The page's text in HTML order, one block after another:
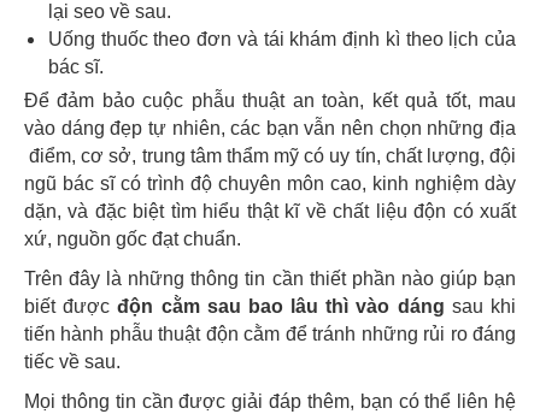
lại seo về sau.
Uống thuốc theo đơn và tái khám định kì theo lịch của
bác sĩ.
Để đảm bảo cuộc phẫu thuật an toàn, kết quả tốt, mau
vào dáng đẹp tự nhiên, các bạn vẫn nên chọn những địa
điểm, cơ sở, trung tâm thẩm mỹ có uy tín, chất lượng, đội
ngũ bác sĩ có trình độ chuyên môn cao, kinh nghiệm dày
dặn, và đặc biệt tìm hiểu thật kĩ về chất liệu độn có xuất
xứ, nguồn gốc đạt chuẩn.
Trên đây là những thông tin cần thiết phần nào giúp bạn
biết đượcđộn cằm sau bao lâu thì vào dáng sau khi
tiến hành phẫu thuật độn cằm để tránh những rủi ro đáng
tiếc về sau.
Mọi thông tin cần được giải đáp thêm, bạn có thể liên hệ